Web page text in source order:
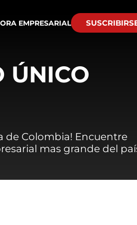
EMPRESARIAL
ÚNICO
de Colombia! Encuentre
mas grande del